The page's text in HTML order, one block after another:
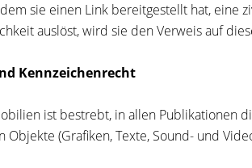
sie einen Link bereitgestellt hat, eine
auslöst, wird sie den Verweis auf
Kennzeichenrecht
ist bestrebt, in allen Publikationen
Objekte (Grafiken, Texte, Sound- und